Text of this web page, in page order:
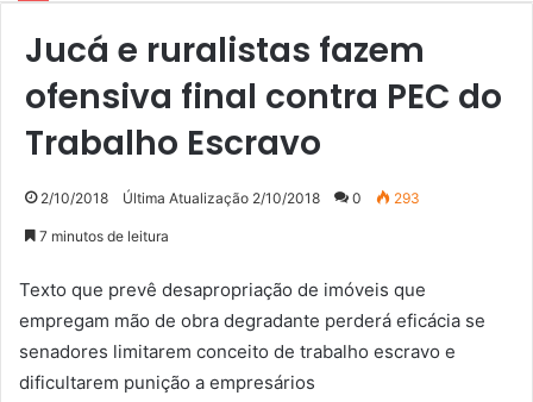
Jucá e ruralistas fazem
ofensiva final contra PEC do
Trabalho Escravo
2/10/2018 Última Atualização 2/10/2018 0 293
7 minutos de leitura
Texto que prevê desapropriação de imóveis que
empregam mão de obra degradante perderá eficácia se
senadores limitarem conceito de trabalho escravo e
dificultarem punição a empresários